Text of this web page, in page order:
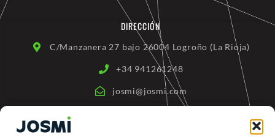
DIRECCIÓN
C/Manzanera 27 bajo 26004 Logroño (La Rioja)
+34 941261248
josmi@josmi.com
b
o
o
-
f
b
e